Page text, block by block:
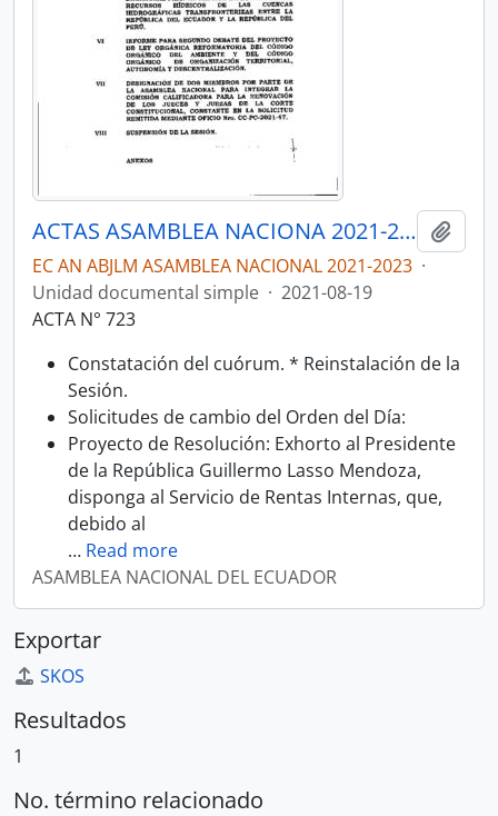
ACTAS ASAMBLEA NACIONA 2021-2023
EC AN ABJLM ASAMBLEA NACIONAL 2021-2023 ·
Unidad documental simple · 2021-08-19
ACTA N° 723
Constatación del cuórum. * Reinstalación de la
Sesión.
Solicitudes de cambio del Orden del Día:
Proyecto de Resolución: Exhorto al Presidente
de la República Guillermo Lasso Mendoza,
disponga al Servicio de Rentas Internas, que,
debido al
… Read more
ASAMBLEA NACIONAL DEL ECUADOR
Exportar
SKOS
Resultados
1
No. término relacionado